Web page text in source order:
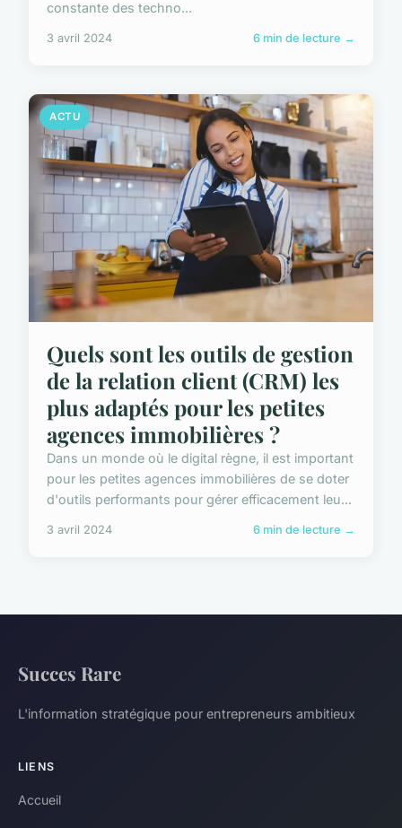
constante des techno...
3 avril 2024 6 min de lecture →
ACTU
Quels sont les outils de gestion
de la relation client (CRM) les
plus adaptés pour les petites
agences immobilières ?
Dans un monde où le digital règne, il est important
pour les petites agences immobilières de se doter
d'outils performants pour gérer efficacement leu...
3 avril 2024 6 min de lecture →
Succes Rare
L'information stratégique pour entrepreneurs ambitieux
LIENS
Accueil